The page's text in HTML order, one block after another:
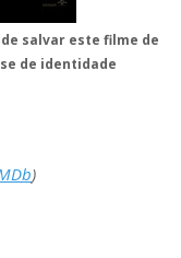
salvar este filme de
de identidade
)